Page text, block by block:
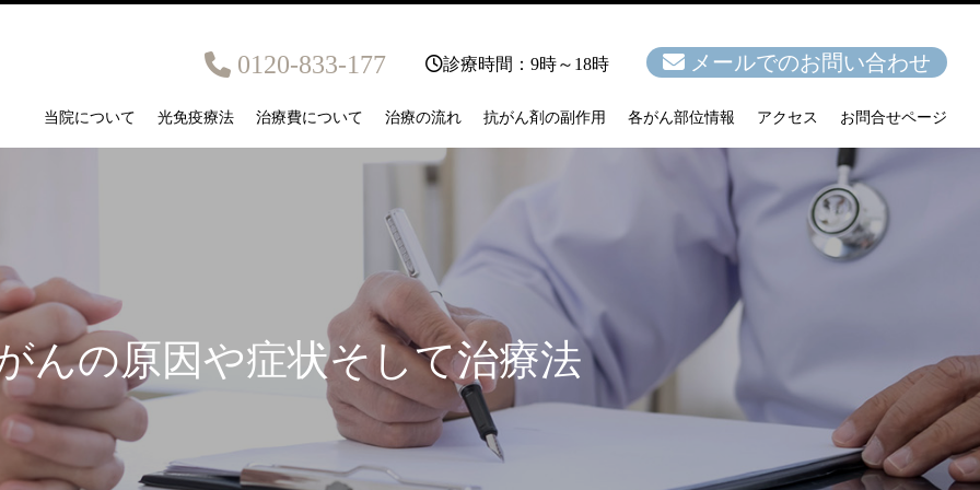
0120-833-177 診療時間：9時～18時 メールでのお問い合わせ
当院について 光免疫療法 治療費について 治療の流れ 抗がん剤の副作用 各がん部位情報 アクセス お問合せページ
んの原因や症状そして治療法